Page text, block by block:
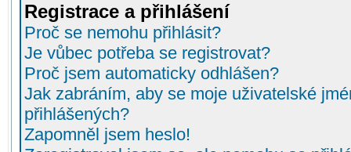
Registrace a přihlášení
Proč se nemohu přihlásit?
Je vůbec potřeba se registrovat?
Proč jsem automaticky odhlášen?
Jak zabráním, aby se moje uživatelské
přihlášených?
Zapomněl jsem heslo!